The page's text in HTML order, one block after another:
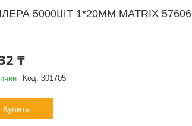
5000ШТ 1*20ММ MATRIX 57606
₸
Код: 301705
Купить